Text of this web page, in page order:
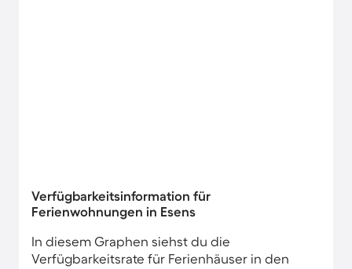
Verfügbarkeitsinformation für
Ferienwohnungen in Esens
In diesem Graphen siehst du die
Verfügbarkeitsrate für Ferienhäuser in den